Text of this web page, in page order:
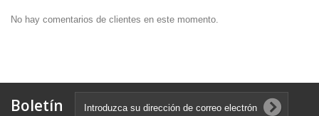
No hay comentarios de clientes en este momento.
Boletín